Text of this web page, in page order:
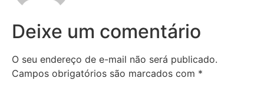
Deixe um comentário
O seu endereço de e-mail não será publicado.
Campos obrigatórios são marcados com *